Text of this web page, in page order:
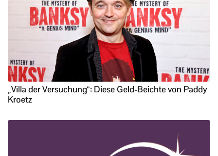
„Villa der Versuchung“: Diese Geld-Beichte von Paddy
Kroetz